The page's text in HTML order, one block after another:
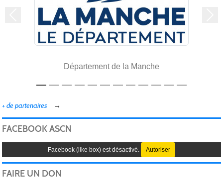
Département de la Manche
Précedent
+ de partenaires
FACEBOOK ASCN
Facebook (like box) est désactivé. Autoriser
FAIRE UN DON